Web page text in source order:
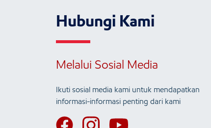
Hubungi Kami
Melalui Sosial Media
Ikuti sosial media kami untuk mendapatkan
informasi-informasi penting dari kami